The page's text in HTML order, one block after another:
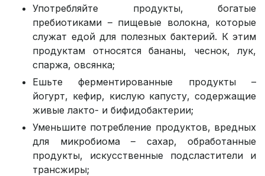
Употребляйте продукты, богатые
пребиотиками – пищевые волокна, которые
служат едой для полезных бактерий. К этим
продуктам относятся бананы, чеснок, лук,
спаржа, овсянка;
Ешьте ферментированные продукты –
йогурт, кефир, кислую капусту, содержащие
живые лакто- и бифидобактерии;
Уменьшите потребление продуктов, вредных
для микробиома – сахар, обработанные
продукты, искусственные подсластители и
трансжиры;